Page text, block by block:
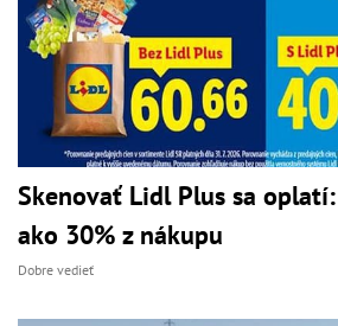
Skenovať Lidl Plus sa
ako 30% z nákupu
Dobre vedieť